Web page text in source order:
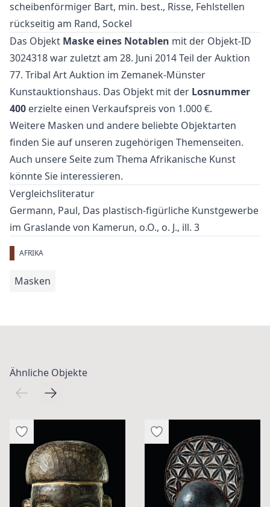
scheibenförmiger Bart, min. best., Risse, Fehlstellen
rückseitig am Rand, Sockel
Das Objekt Maske eines Notablen mit der Objekt-ID
3024318 war zuletzt am 28. Juni 2014 Teil der Auktion
77. Tribal Art Auktion im Zemanek-Münster
Kunstauktionshaus. Das Objekt mit der Losnummer
400 erzielte einen Verkaufspreis von 1.000 €.
Weitere Masken und andere beliebte Objektarten
finden Sie auf unseren zugehörigen Themenseiten.
Auch unsere Seite zum Thema Afrikanische Kunst
könnte Sie interessieren.
Vergleichsliteratur
Germann, Paul, Das plastisch-figürliche Kunstgewerbe
im Graslande von Kamerun, o.O., o. J., ill. 3
AFRIKA
Masken
Ähnliche Objekte